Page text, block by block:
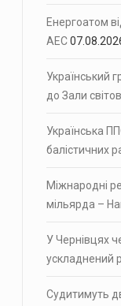
Енергоатом
АЕС
Український
до Зали
Українська
балістичних
Міжнародні
мільярда –
У Чернівцях
ускладнений
Судитимуть